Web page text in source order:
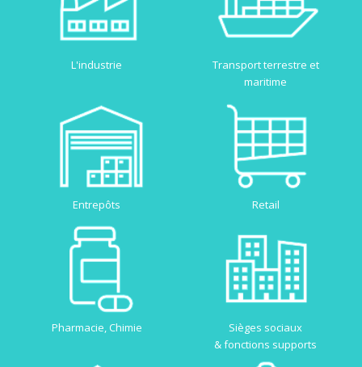
L'industrie
Transport terrestre et
maritime
Entrepôts Retail
Pharmacie, Chimie
Sièges sociaux
& fonctions supports